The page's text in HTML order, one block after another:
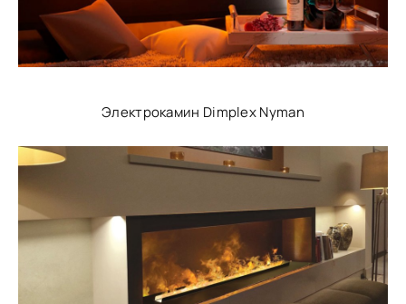
Электрокамин Dimplex Nyman